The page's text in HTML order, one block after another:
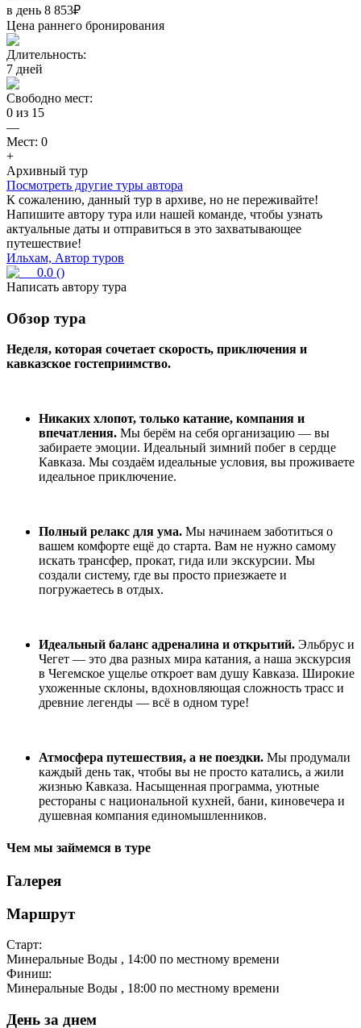
в день 8 853₽
Цена раннего бронирования
Длительность:
7 дней
Свободно мест:
0 из 15
—
Мест: 0
+
Архивный тур
Посмотреть другие туры автора
К сожалению, данный тур в архиве, но не переживайте!
Напишите автору тура или нашей команде, чтобы узнать
актуальные даты и отправиться в это захватывающее
путешествие!
Ильхам, Автор туров
0.0 ()
Написать автору тура
Обзор тура
Неделя, которая сочетает скорость, приключения и
кавказское гостеприимство.
Никаких хлопот, только катание, компания и
впечатления. Мы берём на себя организацию — вы
забираете эмоции. Идеальный зимний побег в сердце
Кавказа. Мы создаём идеальные условия, вы проживаете
идеальное приключение.
Полный релакс для ума. Мы начинаем заботиться о
вашем комфорте ещё до старта. Вам не нужно самому
искать трансфер, прокат, гида или экскурсии. Мы
создали систему, где вы просто приезжаете и
погружаетесь в отдых.
Идеальный баланс адреналина и открытий. Эльбрус и
Чегет — это два разных мира катания, а наша экскурсия
в Чегемское ущелье откроет вам душу Кавказа. Широкие
ухоженные склоны, вдохновляющая сложность трасс и
древние легенды — всё в одном туре!
Атмосфера путешествия, а не поездки. Мы продумали
каждый день так, чтобы вы не просто катались, а жили
жизнью Кавказа. Насыщенная программа, уютные
рестораны с национальной кухней, бани, киновечера и
душевная компания единомышленников.
Чем мы займемся в туре
Галерея
Маршрут
Старт:
Минеральные Воды , 14:00 по местному времени
Финиш:
Минеральные Воды , 18:00 по местному времени
День за днем